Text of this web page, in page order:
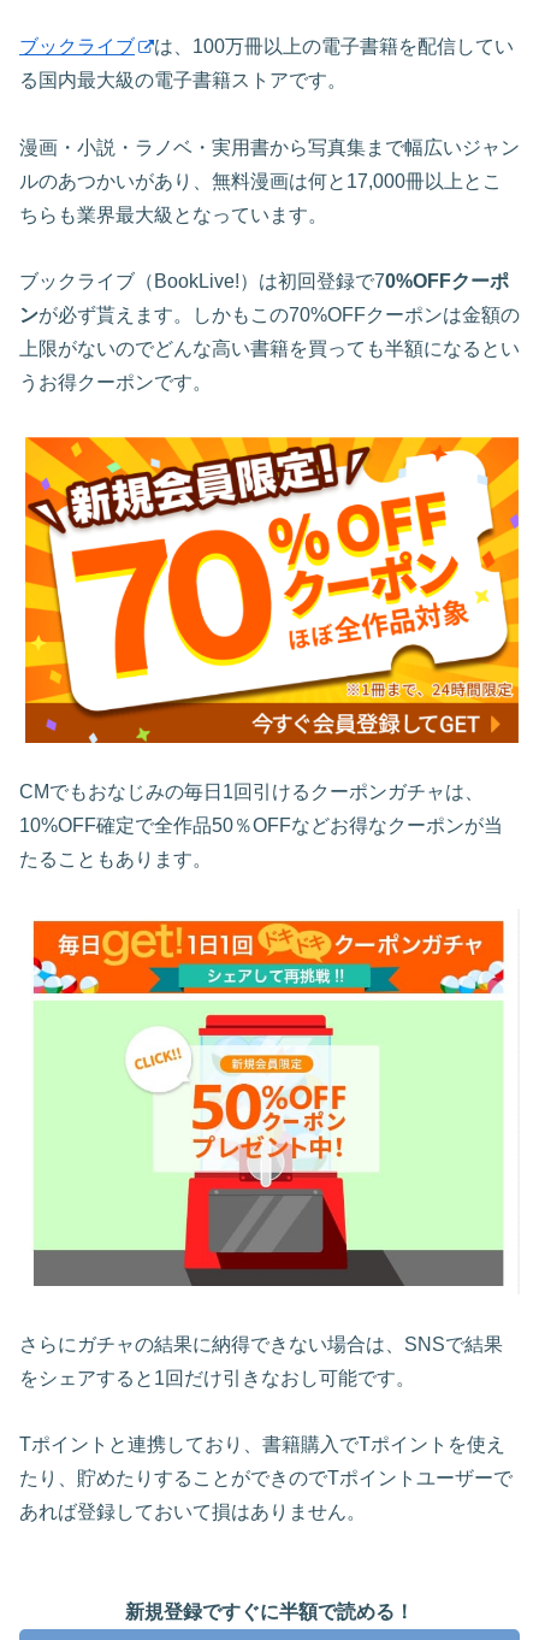
ブックライブ
は、100万冊以上の電子書籍を配信してい
る国内最大級の電子書籍ストアです。
漫画・小説・ラノベ・実用書から写真集まで幅広いジャン
ルのあつかいがあり、無料漫画は何と17,000冊以上とこ
ちらも業界最大級となっています。
ブックライブ（BookLive!）は初回登録で70%OFFクーポ
ンが必ず貰えます。しかもこの70%OFFクーポンは金額の
上限がないのでどんな高い書籍を買っても半額になるとい
うお得クーポンです。
CMでもおなじみの毎日1回引けるクーポンガチャは、
10%OFF確定で全作品50％OFFなどお得なクーポンが当
たることもあります。
さらにガチャの結果に納得できない場合は、SNSで結果
をシェアすると1回だけ引きなおし可能です。
Tポイントと連携しており、書籍購入でTポイントを使え
たり、貯めたりすることができのでTポイントユーザーで
あれば登録しておいて損はありません。
新規登録ですぐに半額で読める！